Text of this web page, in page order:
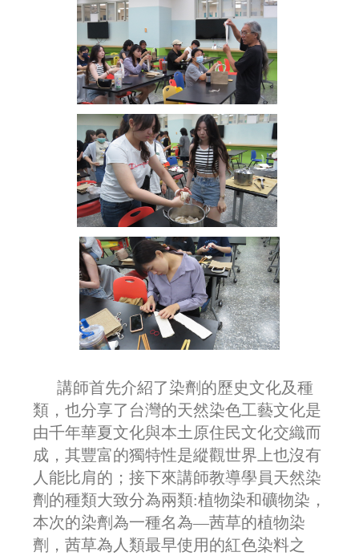
講師首先介紹了染劑的歷史文化及種
類，也分享了台灣的天然染色工藝文化是
由千年華夏文化與本土原住民文化交織而
成，其豐富的獨特性是縱觀世界上也沒有
人能比肩的；接下來講師教導學員天然染
劑的種類大致分為兩類:植物染和礦物染，
本次的染劑為一種名為—茜草的植物染
劑，茜草為人類最早使用的紅色染料之